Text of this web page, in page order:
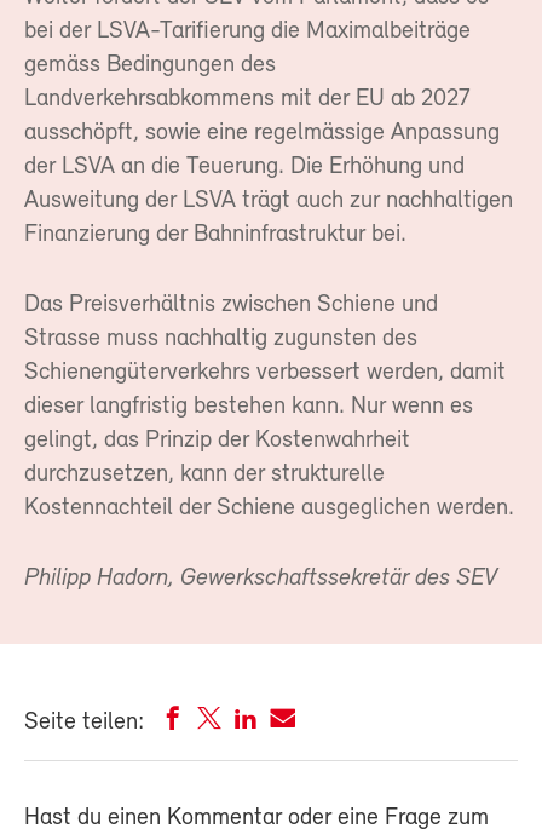
bei der LSVA-Tarifierung die Maximalbeiträge
gemäss Bedingungen des
Landverkehrsabkommens mit der EU ab 2027
ausschöpft, sowie eine regelmässige Anpassung
der LSVA an die Teuerung. Die Erhöhung und
Ausweitung der LSVA trägt auch zur nachhaltigen
Finanzierung der Bahninfrastruktur bei.
Das Preisverhältnis zwischen Schiene und
Strasse muss nachhaltig zugunsten des
Schienengüterverkehrs verbessert werden, damit
dieser langfristig bestehen kann. Nur wenn es
gelingt, das Prinzip der Kostenwahrheit
durchzusetzen, kann der strukturelle
Kostennachteil der Schiene ausgeglichen werden.
Philipp Hadorn, Gewerkschaftssekretär des SEV
Seite teilen:
Hast du einen Kommentar oder eine Frage zum